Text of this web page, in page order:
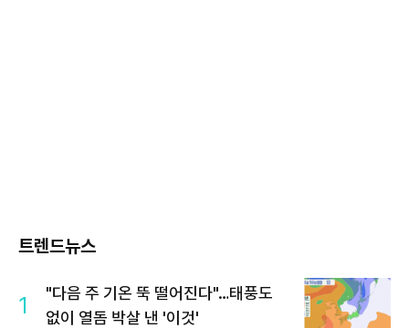
트렌드뉴스
1
"다음 주 기온 뚝 떨어진다"…태풍도
없이 열돔 박살 낸 '이것'